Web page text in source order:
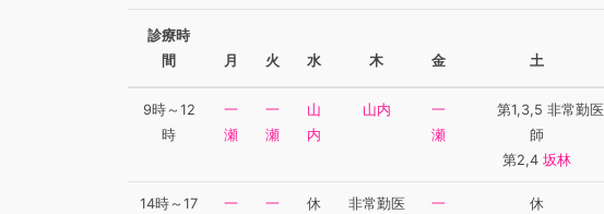
診療時
間
月 火 水 木 金 土
9時～12
時
一
瀬
一
瀬
山
内
山内
一
瀬
第1,3,5 非常勤医
師
第2,4 坂林
14時～17 一 一 休 非常勤医 一 休